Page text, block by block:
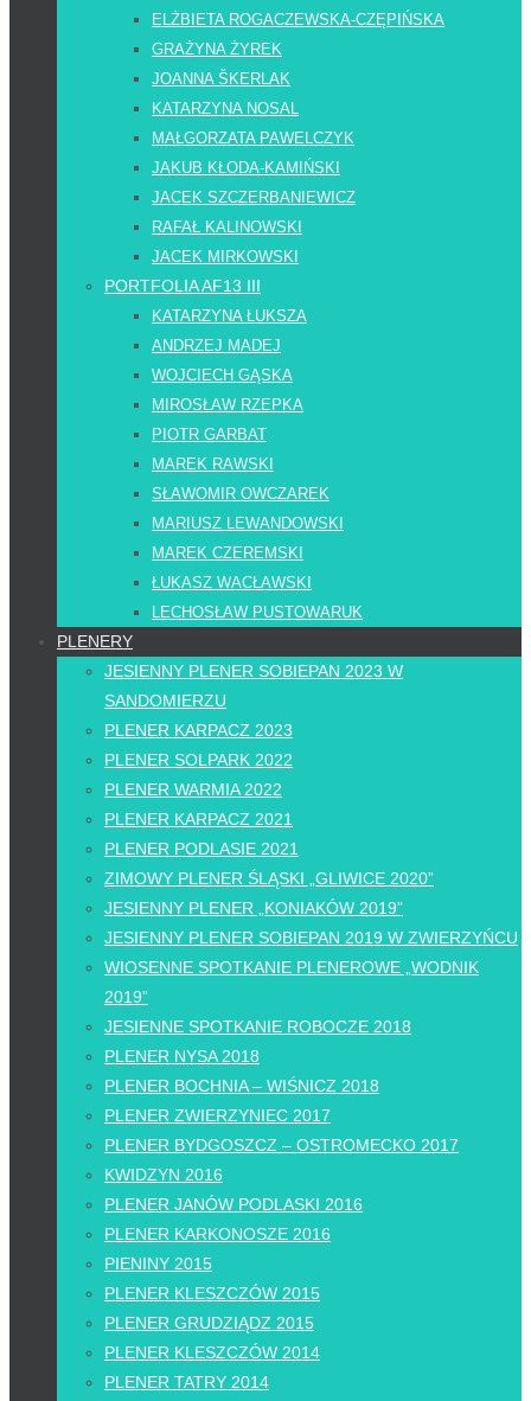
ELŻBIETA ROGACZEWSKA-CZĘPIŃSKA
GRAŻYNA ŻYREK
JOANNA ŠKERLAK
KATARZYNA NOSAL
MAŁGORZATA PAWELCZYK
JAKUB KŁODA-KAMIŃSKI
JACEK SZCZERBANIEWICZ
RAFAŁ KALINOWSKI
JACEK MIRKOWSKI
PORTFOLIA AF13 III
KATARZYNA ŁUKSZA
ANDRZEJ MADEJ
WOJCIECH GĄSKA
MIROSŁAW RZEPKA
PIOTR GARBAT
MAREK RAWSKI
SŁAWOMIR OWCZAREK
MARIUSZ LEWANDOWSKI
MAREK CZEREMSKI
ŁUKASZ WACŁAWSKI
LECHOSŁAW PUSTOWARUK
PLENERY
JESIENNY PLENER SOBIEPAN 2023 W
SANDOMIERZU
PLENER KARPACZ 2023
PLENER SOLPARK 2022
PLENER WARMIA 2022
PLENER KARPACZ 2021
PLENER PODLASIE 2021
ZIMOWY PLENER ŚLĄSKI „GLIWICE 2020”
JESIENNY PLENER „KONIAKÓW 2019”
JESIENNY PLENER SOBIEPAN 2019 W ZWIERZYŃCU
WIOSENNE SPOTKANIE PLENEROWE „WODNIK
2019”
JESIENNE SPOTKANIE ROBOCZE 2018
PLENER NYSA 2018
PLENER BOCHNIA – WIŚNICZ 2018
PLENER ZWIERZYNIEC 2017
PLENER BYDGOSZCZ – OSTROMECKO 2017
KWIDZYN 2016
PLENER JANÓW PODLASKI 2016
PLENER KARKONOSZE 2016
PIENINY 2015
PLENER KLESZCZÓW 2015
PLENER GRUDZIĄDZ 2015
PLENER KLESZCZÓW 2014
PLENER TATRY 2014